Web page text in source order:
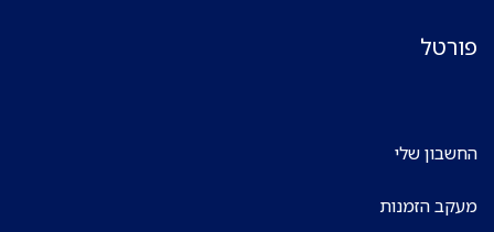
פורטל
החשבון שלי
מעקב הזמנות